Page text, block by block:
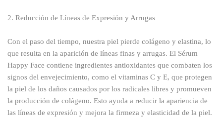
2. Reducción de Líneas de Expresión y Arrugas
Con el paso del tiempo, nuestra piel pierde colágeno y elastina, lo
que resulta en la aparición de líneas finas y arrugas. El Sérum
Happy Face contiene ingredientes antioxidantes que combaten los
signos del envejecimiento, como el vitaminas C y E, que protegen
la piel de los daños causados por los radicales libres y promueven
la producción de colágeno. Esto ayuda a reducir la apariencia de
las líneas de expresión y mejora la firmeza y elasticidad de la piel.